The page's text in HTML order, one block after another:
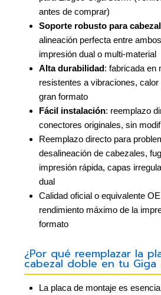
antes de comprar)
Soporte robusto para
alineación perfecta entre
impresión dual o multi-material
Alta durabilidad: fabricada en
resistentes a vibraciones,
gran formato
Fácil instalación: reemplazo
conectores originales, sin
Reemplazo directo para
desalineación de cabezales,
impresión rápida, capas
dual
Calidad oficial o equivalente
rendimiento máximo de la
formato
¿Por qué reemplazar la
cabezal doble en tu Giga
La placa de montaje es